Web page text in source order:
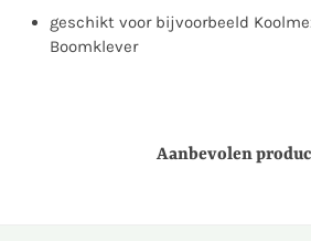
geschikt voor bijvoorbeeld
Boomklever
Aanbevolen